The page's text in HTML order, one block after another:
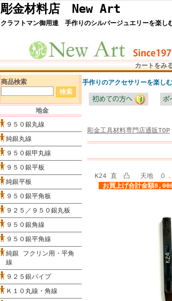
彫金材料店 New Art
クラフトマン御用達 手作りのシルバージュエリーを楽し
カートをみ
商品検索
地金
９５０銀丸線
純銀丸線
９５０銀甲丸線
９５０銀平板
純銀平板
９５０銀平角板
９２５／９５０銀丸板
９５０銀角線
９５０銀平角線
純銀 フクリン用・平角
線
９２５銀パイプ
Ｋ１０丸線・角線
手作りのアクセサリーを楽し
彫金工具材料専門店通販TOP
K24 直 凸 天地 ０．
お買上げ合計金額